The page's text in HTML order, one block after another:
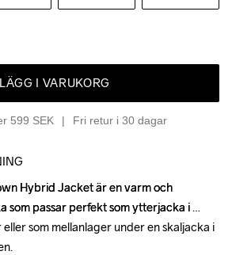
LÄGG I VARUKORG
599 SEK Fri retur i 30 dagar
Hybrid Jacket är en varm och
som passar perfekt som ytterjacka i
som mellanlager under en skaljacka i
Hybrid Jacket är en varm och
som passar perfekt som ytterjacka i
som mellanlager under en skaljacka i